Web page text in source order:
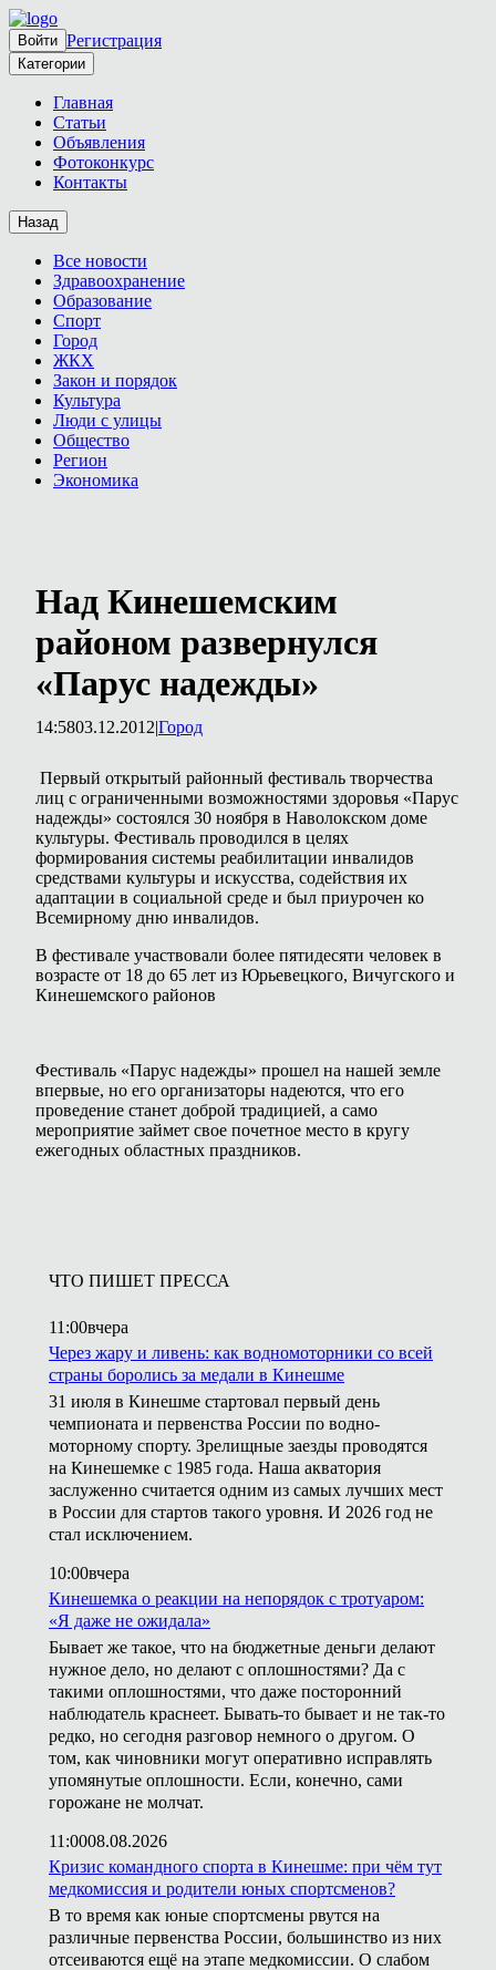
Войти Регистрация
Категории
Главная
Статьи
Объявления
Фотоконкурс
Контакты
Назад
Все новости
Здравоохранение
Образование
Спорт
Город
ЖКХ
Закон и порядок
Культура
Люди с улицы
Общество
Регион
Экономика
Над Кинешемским
районом развернулся
«Парус надежды»
14:5803.12.2012|Город
Первый открытый районный фестиваль творчества
лиц с ограниченными возможностями здоровья «Парус
надежды» состоялся 30 ноября в Наволокском доме
культуры. Фестиваль проводился в целях
формирования системы реабилитации инвалидов
средствами культуры и искусства, содействия их
адаптации в социальной среде и был приурочен ко
Всемирному дню инвалидов.
В фестивале участвовали более пятидесяти человек в
возрасте от 18 до 65 лет из Юрьевецкого, Вичугского и
Кинешемского районов
Фестиваль «Парус надежды» прошел на нашей земле
впервые, но его организаторы надеются, что его
проведение станет доброй традицией, а само
мероприятие займет свое почетное место в кругу
ежегодных областных праздников.
ЧТО ПИШЕТ ПРЕССА
11:00вчера
Через жару и ливень: как водномоторники со всей
страны боролись за медали в Кинешме
31 июля в Кинешме стартовал первый день
чемпионата и первенства России по водно-
моторному спорту. Зрелищные заезды проводятся
на Кинешемке с 1985 года. Наша акватория
заслуженно считается одним из самых лучших мест
в России для стартов такого уровня. И 2026 год не
стал исключением.
10:00вчера
Кинешемка о реакции на непорядок с тротуаром:
«Я даже не ожидала»
Бывает же такое, что на бюджетные деньги делают
нужное дело, но делают с оплошностями? Да с
такими оплошностями, что даже посторонний
наблюдатель краснеет. Бывать-то бывает и не так-то
редко, но сегодня разговор немного о другом. О
том, как чиновники могут оперативно исправлять
упомянутые оплошности. Если, конечно, сами
горожане не молчат.
11:0008.08.2026
Кризис командного спорта в Кинешме: при чём тут
медкомиссия и родители юных спортсменов?
В то время как юные спортсмены рвутся на
различные первенства России, большинство из них
отсеиваются ещё на этапе медкомиссии. О слабом